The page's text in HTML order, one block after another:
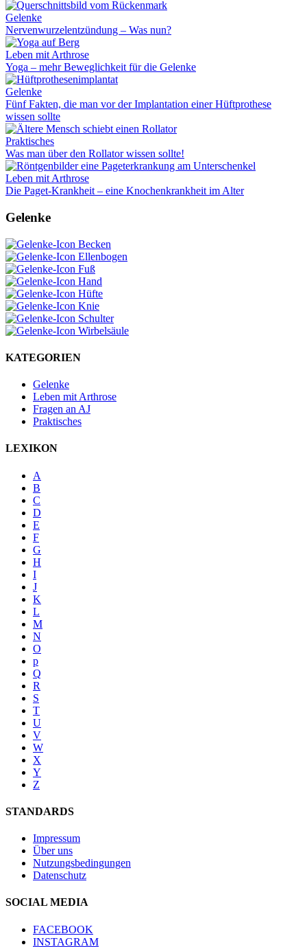
Gelenke
Nervenwurzelentzündung – Was nun?
Leben mit Arthrose
Yoga – mehr Beweglichkeit für die Gelenke
Gelenke
Fünf Fakten, die man vor der Implantation einer Hüftprothese
wissen sollte
Praktisches
Was man über den Rollator wissen sollte!
Leben mit Arthrose
Die Paget-Krankheit – eine Knochenkrankheit im Alter
Gelenke
KATEGORIEN
Gelenke
Leben mit Arthrose
Fragen an AJ
Praktisches
LEXIKON
A
B
C
D
E
F
G
H
I
J
K
L
M
N
O
p
Q
R
S
T
U
V
W
X
Y
Z
STANDARDS
Impressum
Über uns
Nutzungsbedingungen
Datenschutz
SOCIAL MEDIA
FACEBOOK
INSTAGRAM